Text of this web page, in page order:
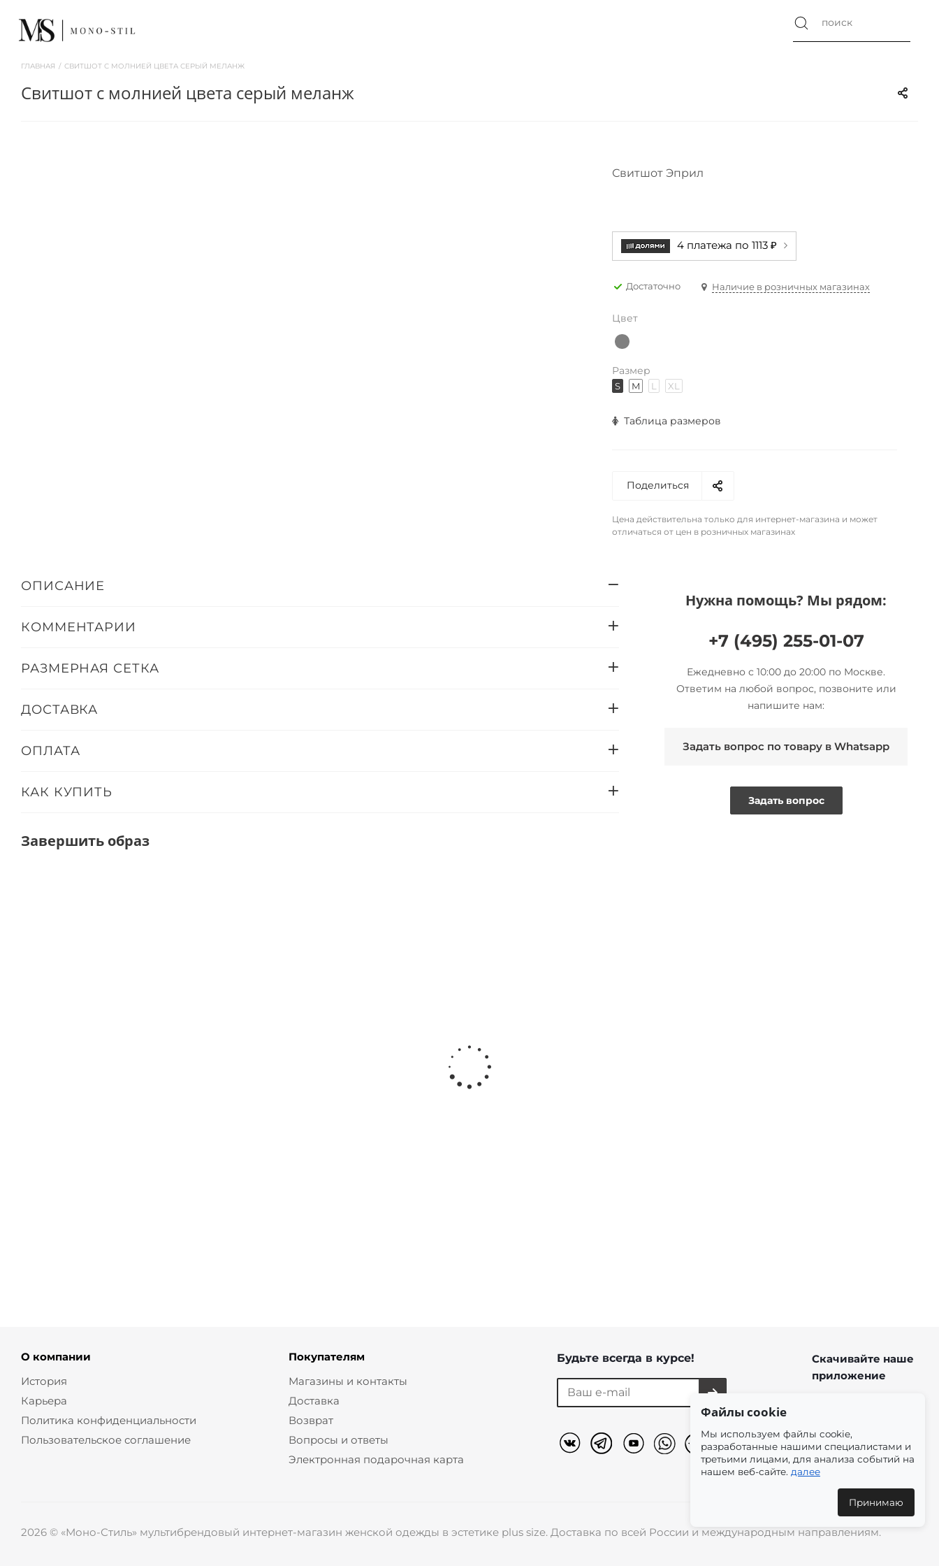
ГЛАВНАЯ / СВИТШОТ С МОЛНИЕЙ ЦВЕТА СЕРЫЙ МЕЛАНЖ
свитшот с молнией цвета серый меланж
Свитшот Эприл
4 платежа по 1113 ₽
Достаточно Наличие в розничных магазинах
Цвет
Размер
S M L XL
Таблица размеров
Поделиться
Цена действительна только для интернет-магазина и может
отличаться от цен в розничных магазинах
ОПИСАНИЕ
КОММЕНТАРИИ
РАЗМЕРНАЯ СЕТКА
ДОСТАВКА
ОПЛАТА
КАК КУПИТЬ
Нужна помощь? Мы рядом:
+7 (495) 255-01-07
Ежедневно с 10:00 до 20:00 по Москве.
Ответим на любой вопрос, позвоните или
напишите нам:
Задать вопрос по товару в Whatsapp
Задать вопрос
Завершить образ
О компании
История
Карьера
Политика конфиденциальности
Пользовательское соглашение
Покупателям
Магазины и контакты
Доставка
Возврат
Вопросы и ответы
Электронная подарочная карта
Будьте всегда в курсе!
Скачивайте наше
приложение
2026 © «Моно-Стиль» мультибрендовый интернет-магазин женской одежды в эстетике plus size. Доставка по всей России и международным направлениям.
Файлы cookie
Мы используем файлы cookie,
разработанные нашими специалистами и
третьими лицами, для анализа событий на
нашем веб-сайте. далее
Принимаю